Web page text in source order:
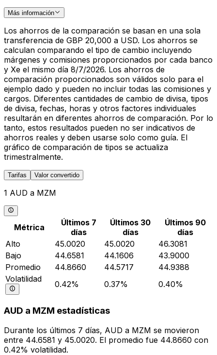
Más información
Los ahorros de la comparación se basan en una sola
transferencia de GBP 20,000 a USD. Los ahorros se
calculan comparando el tipo de cambio incluyendo
márgenes y comisiones proporcionados por cada banco
y Xe el mismo día 8/7/2026. Los ahorros de
comparación proporcionados son válidos solo para el
ejemplo dado y pueden no incluir todas las comisiones y
cargos. Diferentes cantidades de cambio de divisa, tipos
de divisa, fechas, horas y otros factores individuales
resultarán en diferentes ahorros de comparación. Por lo
tanto, estos resultados pueden no ser indicativos de
ahorros reales y deben usarse solo como guía. El
gráfico de comparación de tipos se actualiza
trimestralmente.
Tarifas Valor convertido
1 AUD a MZM
Métrica
Últimos 7
días
Últimos 30
días
Últimos 90
días
Alto
45.0020 45.0020
46.3081
Bajo
44.6581 44.1606
43.9000
Promedio
44.8660 44.5717
44.9388
Volatilidad
0.42% 0.37% 0.40%
AUD a MZM estadísticas
Durante los últimos 7 días, AUD a MZM se movieron
entre 44.6581 y 45.0020. El promedio fue 44.8660 con
0.42% volatilidad.